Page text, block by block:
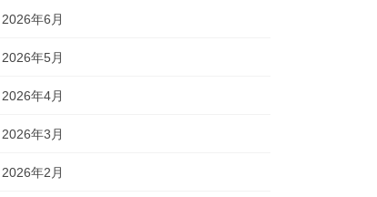
2026年6月
2026年5月
2026年4月
2026年3月
2026年2月